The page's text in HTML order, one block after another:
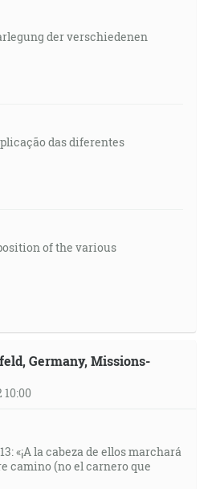
der verschiedenen
das diferentes
of the various
Germany, Missions-
«¡A la cabeza de ellos marchará
camino (no el carnero que